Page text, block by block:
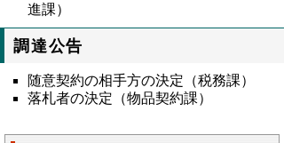
進課）
調達公告
随意契約の相手方の決定（税務課）
落札者の決定（物品契約課）